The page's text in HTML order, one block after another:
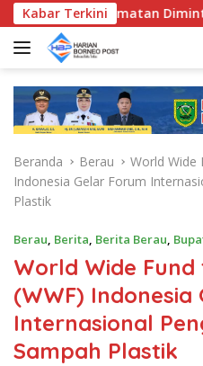
a
Kabar Terkini
Kecamatan Diminta
Beranda Berau
World Wide
Indonesia Gelar Forum
Plastik
Berau, Berita, Berita Berau,
World Wide
(WWF) Indonesia
Internasional
Sampah Plastik